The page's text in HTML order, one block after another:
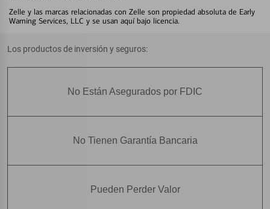
Zelle y las marcas relacionadas con Zelle son propiedad absoluta de Early
Warning Services, LLC y se usan aquí bajo licencia.
Los productos de inversión y seguros:
No Están Asegurados por FDIC
No Tienen Garantía Bancaria
Pueden Perder Valor